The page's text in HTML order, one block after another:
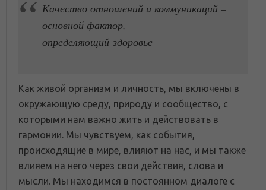
Качество отношений и коммуникаций –
основной фактор,
определяющий здоровье
Как живой организм и личность, мы включены в
окружающую среду, природу и сообщество, c
которыми нам важно жить и действовать в
гармонии. Мы чувствуем, как события,
происходящие в мире, влияют на нас, и мы также
влияем на него через свои действия, слова и
мысли. Мы находимся в постоянном диалоге с